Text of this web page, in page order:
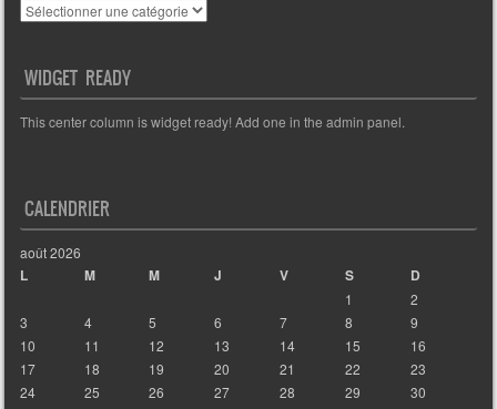
Catégories
WIDGET READY
This center column is widget ready! Add one in the admin panel.
CALENDRIER
août 2026
L M M J V S D
1
2
3
4 5 6 7 8
9
10
11 12 13 14 15
16
17
18 19 20 21 22
23
24
25 26 27 28 29
30